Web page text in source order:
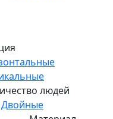
людей
Двойные